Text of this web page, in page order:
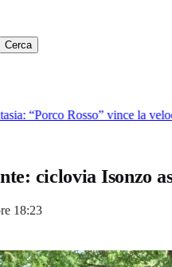
Cerca
“Porco Rosso” vince la
ciclovia Isonzo
18:23